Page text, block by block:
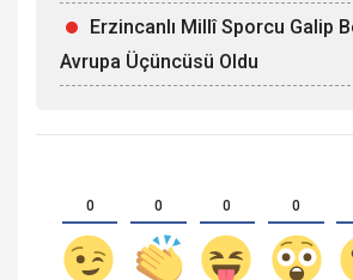
Erzincanlı Millî Sporcu Galip
Avrupa Üçüncüsü Oldu
0 0 0 0